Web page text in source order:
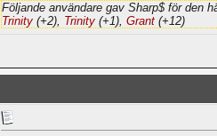
Följande användare gav Sharp$ för den
Trinity (+2), Trinity (+1), Grant (+12)